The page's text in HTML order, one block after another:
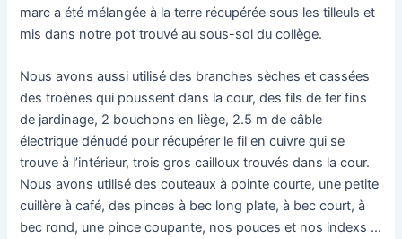
marc a été mélangée à la terre récupérée sous les tilleuls et
mis dans notre pot trouvé au sous-sol du collège.
Nous avons aussi utilisé des branches sèches et cassées
des troènes qui poussent dans la cour, des fils de fer fins
de jardinage, 2 bouchons en liège, 2.5 m de câble
électrique dénudé pour récupérer le fil en cuivre qui se
trouve à l’intérieur, trois gros cailloux trouvés dans la cour.
Nous avons utilisé des couteaux à pointe courte, une petite
cuillère à café, des pinces à bec long plate, à bec court, à
bec rond, une pince coupante, nos pouces et nos indexs …